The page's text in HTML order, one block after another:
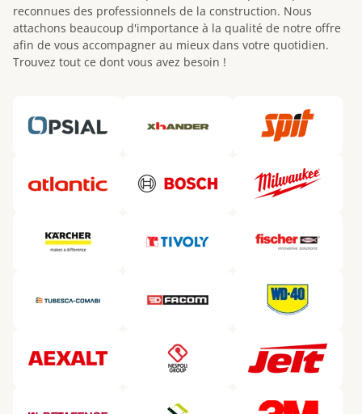
reconnues des professionnels de la construction. Nous
attachons beaucoup d'importance à la qualité de notre offre
afin de vous accompagner au mieux dans votre quotidien.
Trouvez tout ce dont vous avez besoin !